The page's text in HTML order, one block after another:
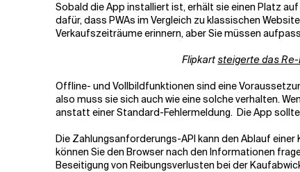
Sobald die App installiert ist, erhält sie einen Platz
dafür, dass PWAs im Vergleich zu klassischen
Verkaufszeiträume erinnern, aber Sie müssen
Flipkartsteigerte das
Offline- und Vollbildfunktionen sind eine
also muss sie sich auch wie eine solche verhalten.
anstatt einer Standard-Fehlermeldung. Die App
Die Zahlungsanforderungs-API kann den Ablauf
können Sie den Browser nach den Informationen
Beseitigung von Reibungsverlusten bei der